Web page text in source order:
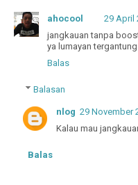
ahocool
29 April
jangkauan tanpa
ya lumayan
Balas
Balasan
nlog 29 November
Kalau mau
Balas